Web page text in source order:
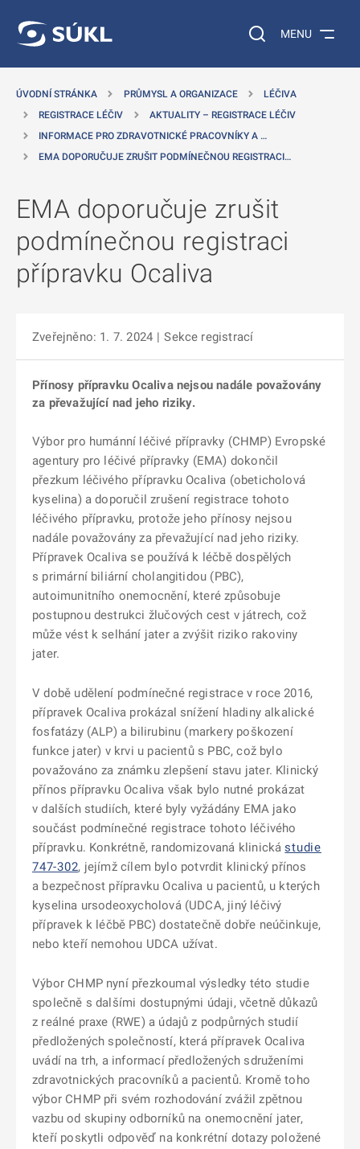
Vyhledávání na
MENU
ÚVODNÍ STRÁNKA PRŮMYSL A ORGANIZACE
LÉČIVA
REGISTRACE LÉČIV
AKTUALITY – REGISTRACE LÉČIV
INFORMACE PRO ZDRAVOTNICKÉ PRACOVNÍKY A …
EMA DOPORUČUJE ZRUŠIT PODMÍNEČNOU REGISTRACI…
EMA doporučuje zrušit
podmínečnou registraci
přípravku Ocaliva
Zveřejněno: 1. 7. 2024 | Sekce registrací
Přínosy přípravku Ocaliva nejsou nadále považovány
za převažující nad jeho riziky.
Výbor pro humánní léčivé přípravky (CHMP) Evropské
agentury pro léčivé přípravky (EMA) dokončil
přezkum léčivého přípravku Ocaliva (obeticholová
kyselina) a doporučil zrušení registrace tohoto
léčivého přípravku, protože jeho přínosy nejsou
nadále považovány za převažující nad jeho riziky.
Přípravek Ocaliva se používá k léčbě dospělých
s primární biliární cholangitidou (PBC),
autoimunitního onemocnění, které způsobuje
postupnou destrukci žlučových cest v játrech, což
může vést k selhání jater a zvýšit riziko rakoviny
jater.
V době udělení podmínečné registrace v roce 2016,
přípravek Ocaliva prokázal snížení hladiny alkalické
fosfatázy (ALP) a bilirubinu (markery poškození
funkce jater) v krvi u pacientů s PBC, což bylo
považováno za známku zlepšení stavu jater. Klinický
přínos přípravku Ocaliva však bylo nutné prokázat
v dalších studiích, které byly vyžádány EMA jako
součást podmínečné registrace tohoto léčivého
přípravku. Konkrétně, randomizovaná klinickástudie
747-302, jejímž cílem bylo potvrdit klinický přínos
a bezpečnost přípravku Ocaliva u pacientů, u kterých
kyselina ursodeoxycholová (UDCA, jiný léčivý
přípravek k léčbě PBC) dostatečně dobře neúčinkuje,
nebo kteří nemohou UDCA užívat.
Výbor CHMP nyní přezkoumal výsledky této studie
společně s dalšími dostupnými údaji, včetně důkazů
z reálné praxe (RWE) a údajů z podpůrných studií
předložených společností, která přípravek Ocaliva
uvádí na trh, a informací předložených sdruženími
zdravotnických pracovníků a pacientů. Kromě toho
výbor CHMP při svém rozhodování zvážil zpětnou
vazbu od skupiny odborníků na onemocnění jater,
kteří poskytli odpověď na konkrétní dotazy položené